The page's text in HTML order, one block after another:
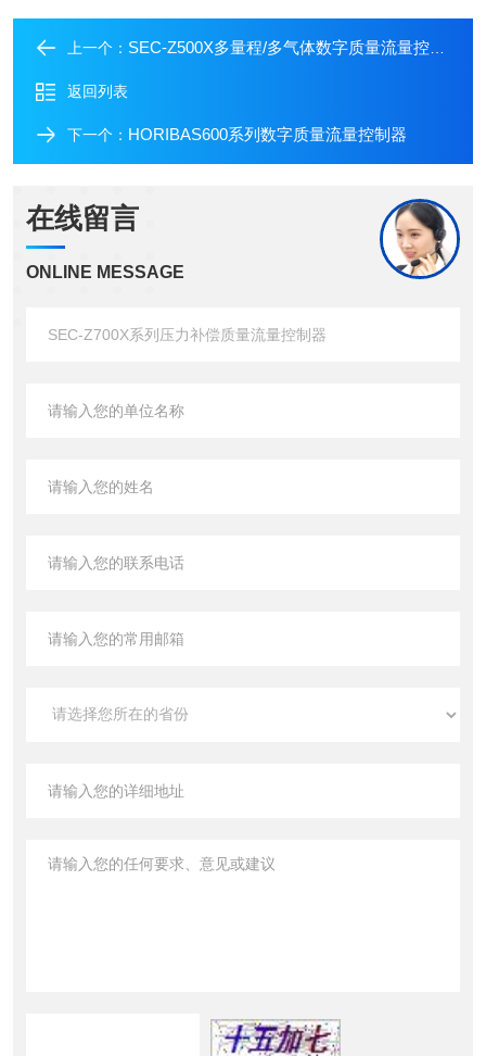
上一个： SEC-Z500X多量程/多气体数字质量流量控制器
返回列表
下一个： HORIBAS600系列数字质量流量控制器
在线留言
ONLINE MESSAGE